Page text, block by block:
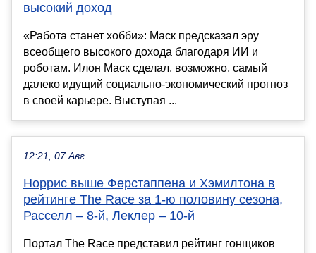
высокий доход
«Работа станет хобби»: Маск предсказал эру
всеобщего высокого дохода благодаря ИИ и
роботам. Илон Маск сделал, возможно, самый
далеко идущий социально-экономический прогноз
в своей карьере. Выступая ...
12:21, 07 Авг
Норрис выше Ферстаппена и Хэмилтона в
рейтинге The Race за 1-ю половину сезона,
Расселл – 8-й, Леклер – 10-й
Портал The Race представил рейтинг гонщиков